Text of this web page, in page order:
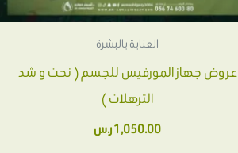
العناية بالبشرة
عروض جهاز المورفيس للجسم ( نحت و شد
الترهلات )
1,050.00ر.س
الخيارات
صفحة